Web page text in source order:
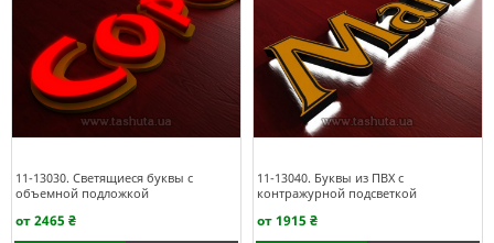
11-13030. Светящиеся буквы с
объемной подложкой
от 2465 ₴
11-13040. Буквы из ПВХ с
контражурной подсветкой
от 1915 ₴